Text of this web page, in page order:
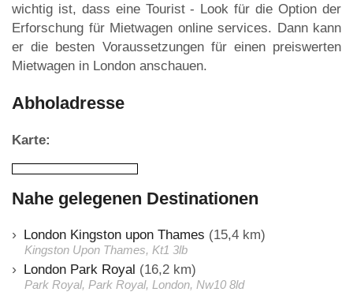
wichtig ist, dass eine Tourist - Look für die Option der
Erforschung für Mietwagen online services. Dann kann
er die besten Voraussetzungen für einen preiswerten
Mietwagen in London anschauen.
Abholadresse
Karte:
Nahe gelegenen Destinationen
London Kingston upon Thames (15,4 km)
Kingston Upon Thames, Kt1 3lb
London Park Royal (16,2 km)
Park Royal, Park Royal, London, Nw10 8ld